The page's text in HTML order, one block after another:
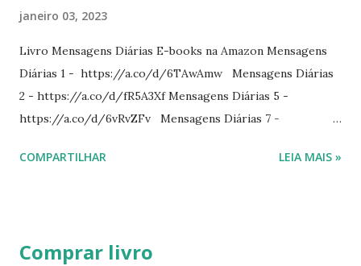
janeiro 03, 2023
Livro Mensagens Diárias E-books na Amazon Mensagens
Diárias 1 - https://a.co/d/6TAwAmw Mensagens Diárias
2 - https://a.co/d/fR5A3Xf Mensagens Diárias 5 -
https://a.co/d/6vRvZFv Mensagens Diárias 7 -
https://a.co/d/h4iP1oj Mensagens Diárias 10 -
Mensagens Diárias 4 -
COMPARTILHAR LEIA MAIS »
Comprar livro